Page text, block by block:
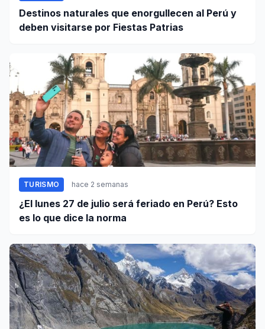
Destinos naturales que enorgullecen al Perú y
deben visitarse por Fiestas Patrias
TURISMO hace 2 semanas
¿El lunes 27 de julio será feriado en Perú? Esto
es lo que dice la norma